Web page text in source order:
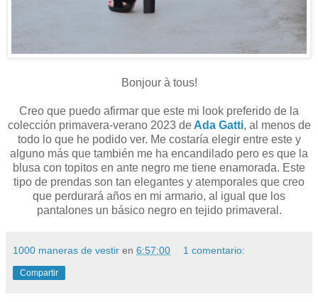
Bonjour à tous!
Creo que puedo afirmar que este mi look preferido de la
colección primavera-verano 2023 deAda Gatti, al menos de
todo lo que he podido ver. Me costaría elegir entre este y
alguno más que también me ha encandilado pero es que la
blusa con topitos en ante negro me tiene enamorada. Este
tipo de prendas son tan elegantes y atemporales que creo
que perdurará años en mi armario, al igual que los
pantalones un básico negro en tejido primaveral.
1000 maneras de vestir en 6:57:00 1 comentario:
Compartir